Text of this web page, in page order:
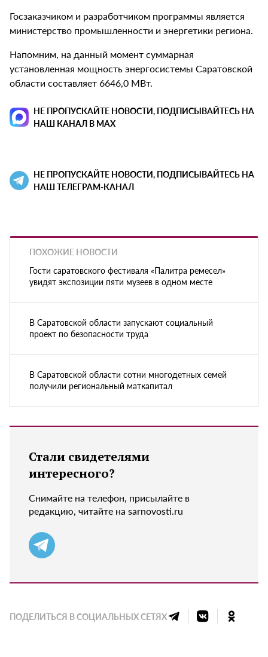
Госзаказчиком и разработчиком программы является
министерство промышленности и энергетики региона.
Напомним, на данный момент суммарная
установленная мощность энергосистемы Саратовской
области составляет 6646,0 МВт.
НЕ ПРОПУСКАЙТЕ НОВОСТИ, ПОДПИСЫВАЙТЕСЬ НА
НАШ КАНАЛ В MAX
НЕ ПРОПУСКАЙТЕ НОВОСТИ, ПОДПИСЫВАЙТЕСЬ НА
НАШ ТЕЛЕГРАМ-КАНАЛ
ПОХОЖИЕ НОВОСТИ
Гости саратовского фестиваля «Палитра ремесел»
увидят экспозиции пяти музеев в одном месте
В Саратовской области запускают социальный
проект по безопасности труда
В Саратовской области сотни многодетных семей
получили региональный маткапитал
Стали свидетелями
интересного?
Снимайте на телефон, присылайте в
редакцию, читайте на sarnovosti.ru
ПОДЕЛИТЬСЯ В СОЦИАЛЬНЫХ СЕТЯХ